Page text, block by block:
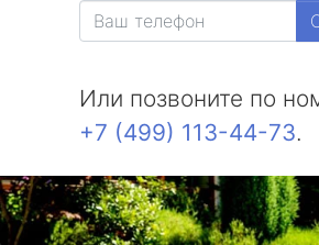
Или позвоните по
+7 (499) 113-44-73.